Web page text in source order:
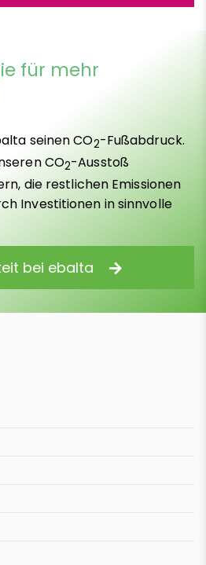
für mehr
seinen CO2-Fußabdruck.
CO2-Ausstoß
die restlichen Emissionen
Investitionen in sinnvolle
bei ebalta